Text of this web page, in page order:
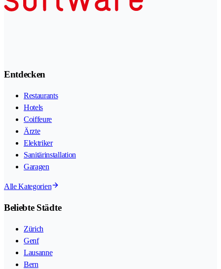
Entdecken
Restaurants
Hotels
Coiffeure
Ärzte
Elektriker
Sanitärinstallation
Garagen
Alle Kategorien
Beliebte Städte
Zürich
Genf
Lausanne
Bern